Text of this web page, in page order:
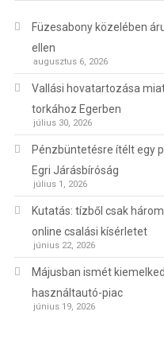
Füzesabony közelében
ellen
augusztus 6, 2026
Vallási hovatartozása
torkához Egerben
július 30, 2026
Pénzbüntetésre ítélt egy
Egri Járásbíróság
július 1, 2026
Kutatás: tízből csak
online csalási kísérletet
június 22, 2026
Májusban ismét
használtautó-piac
június 19, 2026